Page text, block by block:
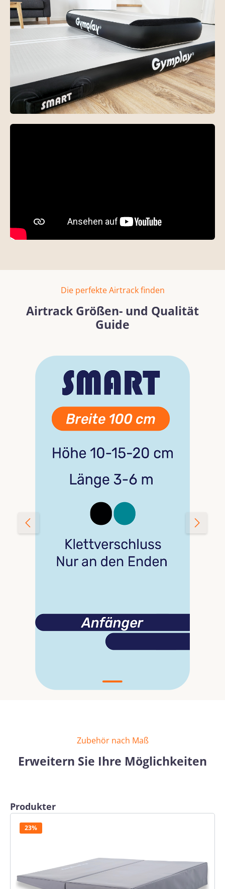
Die perfekte Airtrack finden
Airtrack Größen- und Qualität
Guide
Bildergalerie überspringen
Mehr erfahren
Zubehör nach Maß
Erweitern Sie Ihre Möglichkeiten
Produktgalerie überspringen
Produkter
23%